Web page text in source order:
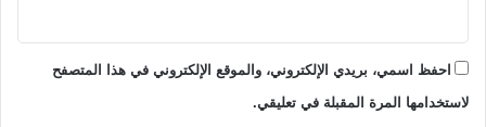
احفظ اسمي، بريدي الإلكتروني، والموقع الإلكتروني في هذا المتصفح
لاستخدامها المرة المقبلة في تعليقي.